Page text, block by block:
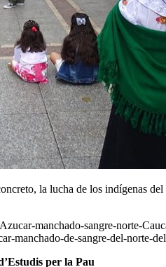
la lucha de los indígenas
manchado-sangre-norte-
manchado-de-sangre-del-norte-
per la Pau